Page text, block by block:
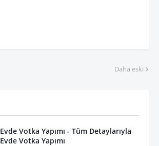
Daha eski
Evde Votka Yapımı - Tüm Detaylarıyla
Evde Votka Yapımı